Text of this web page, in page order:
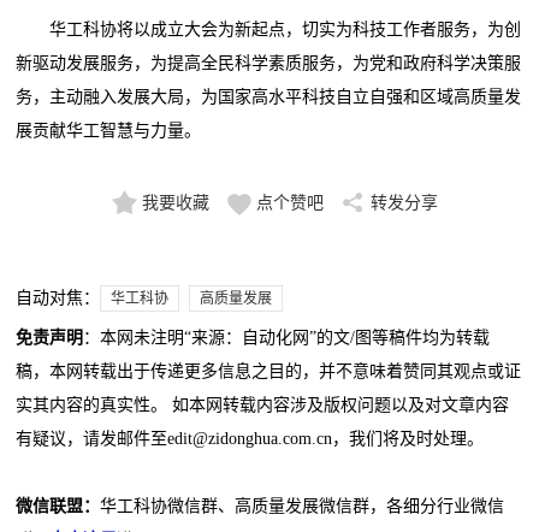
华工科协将以成立大会为新起点，切实为科技工作者服务，为创
新驱动发展服务，为提高全民科学素质服务，为党和政府科学决策服
务，主动融入发展大局，为国家高水平科技自立自强和区域高质量发
展贡献华工智慧与力量。
我要收藏 点个赞吧 转发分享
自动对焦： 华工科协 高质量发展
免责声明 ：本网未注明“来源：自动化网”的文/图等稿件均为转载
稿，本网转载出于传递更多信息之目的，并不意味着赞同其观点或证
实其内容的真实性。 如本网转载内容涉及版权问题以及对文章内容
有疑议，请发邮件至edit@zidonghua.com.cn，我们将及时处理。
微信联盟：华工科协微信群、高质量发展微信群，各细分行业微信